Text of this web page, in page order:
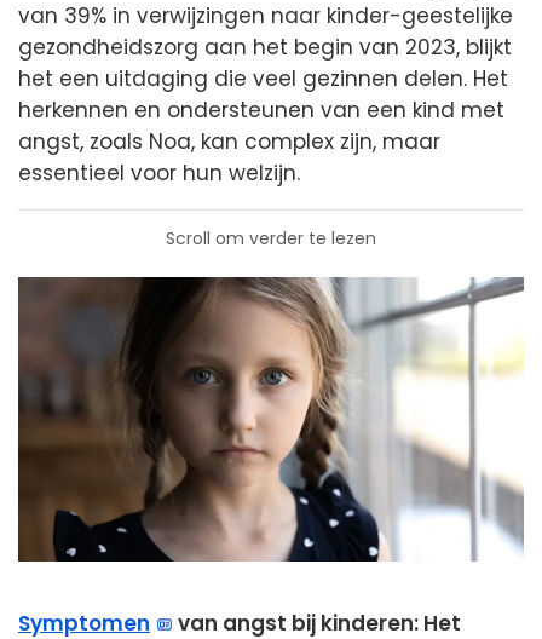
van 39% in verwijzingen naar kinder-geestelijke
gezondheidszorg aan het begin van 2023, blijkt
het een uitdaging die veel gezinnen delen. Het
herkennen en ondersteunen van een kind met
angst, zoals Noa, kan complex zijn, maar
essentieel voor hun welzijn.
Scroll om verder te lezen
Symptomen
van angst bij kinderen: Het